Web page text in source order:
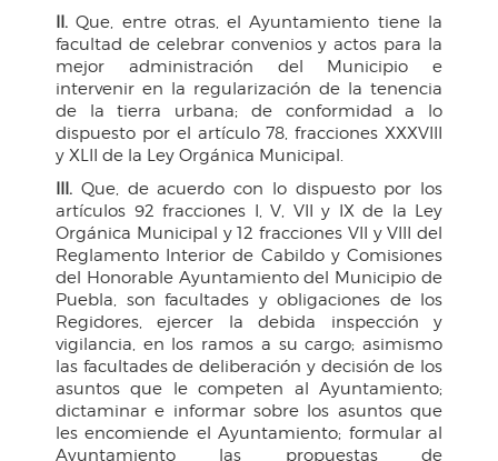
II. Que, entre otras, el Ayuntamiento tiene la
facultad de celebrar convenios y actos para la
mejor administración del Municipio e
intervenir en la regularización de la tenencia
de la tierra urbana; de conformidad a lo
dispuesto por el artículo 78, fracciones XXXVIII
y XLII de la Ley Orgánica Municipal.
III. Que, de acuerdo con lo dispuesto por los
artículos 92 fracciones I, V, VII y IX de la Ley
Orgánica Municipal y 12 fracciones VII y VIII del
Reglamento Interior de Cabildo y Comisiones
del Honorable Ayuntamiento del Municipio de
Puebla, son facultades y obligaciones de los
Regidores, ejercer la debida inspección y
vigilancia, en los ramos a su cargo; asimismo
las facultades de deliberación y decisión de los
asuntos que le competen al Ayuntamiento;
dictaminar e informar sobre los asuntos que
les encomiende el Ayuntamiento; formular al
Ayuntamiento las propuestas de